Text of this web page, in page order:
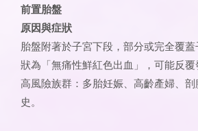
前置胎盤
原因與症狀
胎盤附著於子宮下段，部分或完全覆
狀為「無痛性鮮紅色出血」，可能反覆
高風險族群：多胎妊娠、高齡產婦、
史。